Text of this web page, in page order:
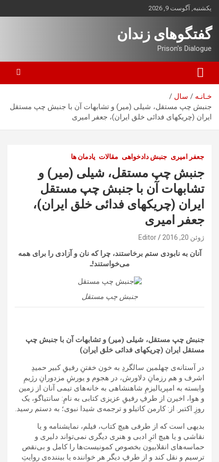
بروید
یکشنبه, آگوست 9, 2026
گفتگوهای زندان
Prison's Dialogue
خـانـه
سال
جنبش چپ مستقل، شیلی (میر) و تشابهات آن با جنبش چپ مستقل
ایران (چریکهای فدائی خلق ایران)، جعفر امیری
جعفر امیری جنبش دادخواهی مقالات یادمان ها
جنبش چپ مستقل، شیلی (میر) و
تشابهات آن با جنبش چپ مستقل
ایران (چریکهای فدائی خلق ایران)،
جعفر امیری
ژوئن 20, 2016 Editor
آنان به نابودی ستم برخاستند، چرا که نان و آزادی را برای همه
می‌خواستند!ـ
جنبش چپ مستقل
جنبش چپ مستقل، شیلی (میر) و تشابهات آن با جنبش چپ
مستقل ایران (چریکهای فدائی خلق ایران)
در آستانه‌ی چهلمین سالگردِ به خون خفتنِ رفیقِ کبیر حمیدِ
اشرف و هم رزمانِ دلاورش، در هجوم و یورشِ مزدورانِ رژیمِ
وابسته به امپریالیزمِ شاهنشاهی به خانه‌های تیمی آنان از زمین
و هوا، اخیرن از طرفِ رفیقِ عزیزی کتابی به نامِ: سانتیاگو، یک
روزِ اکتبر. از: کارمن کاتیلو و ترجمه‌ی شیدا نبوی؛ به دستم رسید.
بدیهی است که از طرفی هیچ کتاب، فیلم، نمایشنامه و یا
نقاشی و یا هیچ اثرِ ادبی و هنری دیگری نمی‌تواند دلیری و
حماسه‌های انقلابیون بخصوص کمونیست‌ها را کامل و بی‌نقص
ترسیم و نقل کند و از طرفِ دیگر هر خواننده یا بیننده‌ی روایتِ